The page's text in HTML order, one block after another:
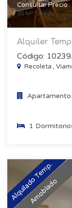
Consultar Precio
30 M² Totales
Alquiler
Código:
Recoleta ,
1
Alquilado Temp.
Amoblado